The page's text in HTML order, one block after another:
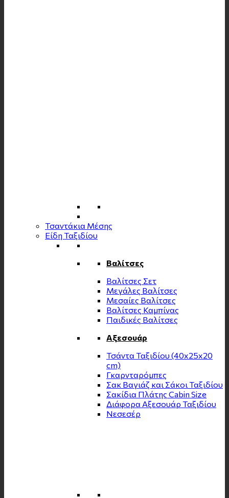
Τσαντάκια Μέσης
Είδη Ταξιδίου
Βαλίτσες
Βαλίτσες Σετ
Μεγάλες Βαλίτσες
Μεσαίες Βαλίτσες
Βαλίτσες Καμπίνας
Παιδικές Βαλίτσες
Αξεσουάρ
Τσάντα Ταξιδίου (40x25x20
cm)
Γκαρνταρόμπες
Σακ Βαγιάζ και Σάκοι Ταξιδίου
Σακίδια Πλάτης Cabin Size
Διάφορα Αξεσουάρ Ταξιδίου
Νεσεσέρ